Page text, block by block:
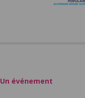
Un événement